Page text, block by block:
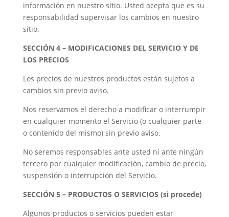
información en nuestro sitio. Usted acepta que es su
responsabilidad supervisar los cambios en nuestro
sitio.
SECCIÓN 4 – MODIFICACIONES DEL SERVICIO Y DE
LOS PRECIOS
Los precios de nuestros productos están sujetos a
cambios sin previo aviso.
Nos reservamos el derecho a modificar o interrumpir
en cualquier momento el Servicio (o cualquier parte
o contenido del mismo) sin previo aviso.
No seremos responsables ante usted ni ante ningún
tercero por cualquier modificación, cambio de precio,
suspensión o interrupción del Servicio.
SECCIÓN 5 – PRODUCTOS O SERVICIOS (si procede)
Algunos productos o servicios pueden estar